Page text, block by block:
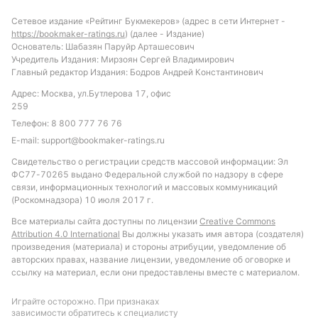
обратить внимание на ставку с форой в пользу
английской команды, а также на тотал больше 2.5
голов, учитывая средние показатели
результативности и слабости обороны Украины.
Вероятность того, что обе команды забьют,
невысока, учитывая статистику последних матчей
Украины, что также стоит учитывать при выборе
ставки. Такой подход позволит минимизировать
риски и сделать более обоснованный прогноз на
матч.
Обновлено:
Автор
Дмитрий Разумец
Подписаться
Сетевое издание «Рейтинг Букмекеров» (адрес в сети Интернет -
https://bookmaker-ratings.ru) (далее - Издание)
Основатель: Шабазян Паруйр Арташесович
Учредитель Издания: Мирзоян Сергей Владимирович
Главный редактор Издания: Бодров Андрей Константинович
Адрес: Москва, ул.Бутлерова 17, офис
259
Телефон: 8 800 777 76 76
E-mail: support@bookmaker-ratings.ru
Свидетельство о регистрации средств массовой информации: Эл
ФС77-70265 выдано Федеральной службой по надзору в сфере
связи, информационных технологий и массовых коммуникаций
(Роскомнадзора) 10 июля 2017 г.
Все материалы сайта доступны по лицензии Creative Commons
Attribution 4.0 International Вы должны указать имя автора (создателя)
произведения (материала) и стороны атрибуции, уведомление об
авторских правах, название лицензии, уведомление об оговорке и
ссылку на материал, если они предоставлены вместе с материалом.
Играйте осторожно. При признаках
зависимости обратитесь к специалисту